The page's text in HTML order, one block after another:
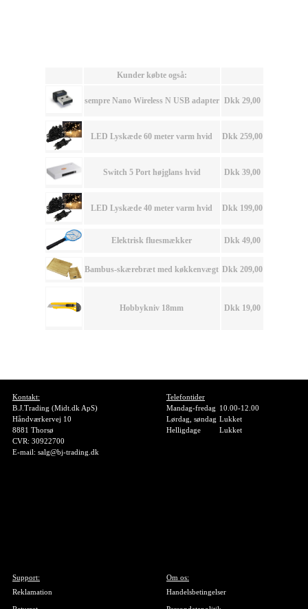
Kunder købte også:
sempre Nano Wireless N USB adapter Dkk 29,00
LED Lyskæde 60 meter varm hvid Dkk 259,00
Switch 5 Port højglans hvid Dkk 39,00
LED Lyskæde 40 meter varm hvid Dkk 199,00
Elektrisk fluesmækker Dkk 49,00
Bambus-skærebræt med køkkenvægt Dkk 209,00
Hobbykniv 18mm Dkk 19,00
Kontakt:
B.J.Trading (Midt.dk ApS)
Håndværkervej 10
8881 Thorsø
CVR: 30922700
E-mail: salg@bj-trading.dk
Telefontider
Mandag-fredag 10.00-12.00
Lørdag, søndag Lukket
Helligdage
Lukket
Support:
Reklamation
Om os:
Handelsbetingelser